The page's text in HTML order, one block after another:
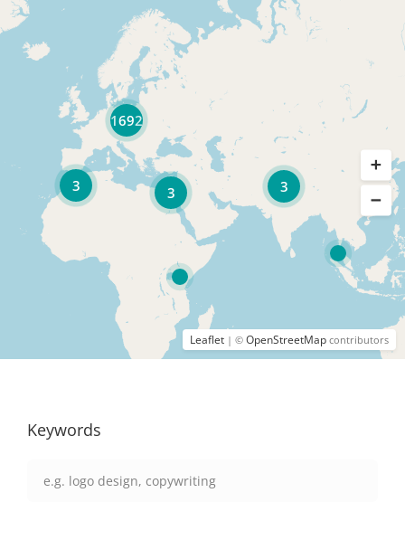
3
3
3
1692
Leaflet | © OpenStreetMap contributors
Keywords